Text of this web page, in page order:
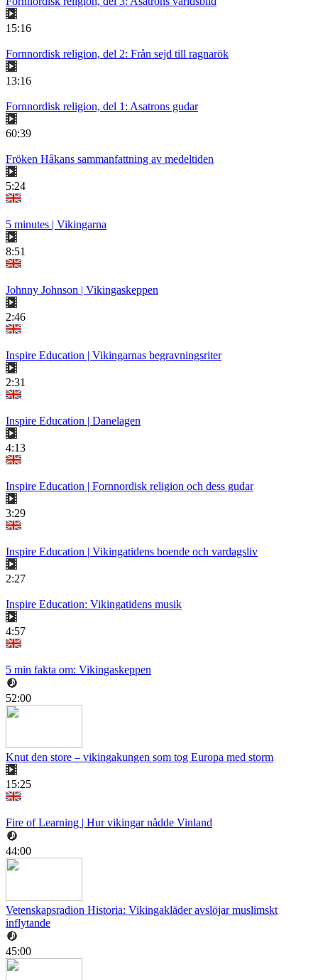
15:16
Fornnordisk religion, del 2: Från sejd till ragnarök
13:16
Fornnordisk religion, del 1: Asatrons gudar
60:39
Fröken Håkans sammanfattning av medeltiden
5:24
5 minutes | Vikingarna
8:51
Johnny Johnson | Vikingaskeppen
2:46
Inspire Education | Vikingarnas begravningsriter
2:31
Inspire Education | Danelagen
4:13
Inspire Education | Fornnordisk religion och dess gudar
3:29
Inspire Education | Vikingatidens boende och vardagsliv
2:27
Inspire Education: Vikingatidens musik
4:57
5 min fakta om: Vikingaskeppen
52:00
Knut den store – vikingakungen som tog Europa med storm
15:25
Fire of Learning | Hur vikingar nådde Vinland
44:00
Vetenskapsradion Historia: Vikingakläder avslöjar muslimskt
inflytande
45:00